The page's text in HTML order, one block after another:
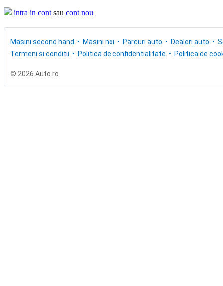
intra in cont sau cont nou
Masini second hand Masini noi Parcuri auto Dealeri auto
Termeni si conditii
Politica de confidentialitate Politica de
© 2026 Auto.ro